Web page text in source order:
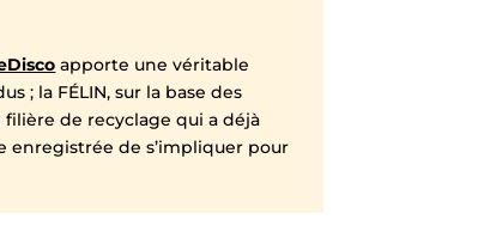
apporte une véritable
; la FÉLIN, sur la base des
de recyclage qui a déjà
enregistrée de s’impliquer pour